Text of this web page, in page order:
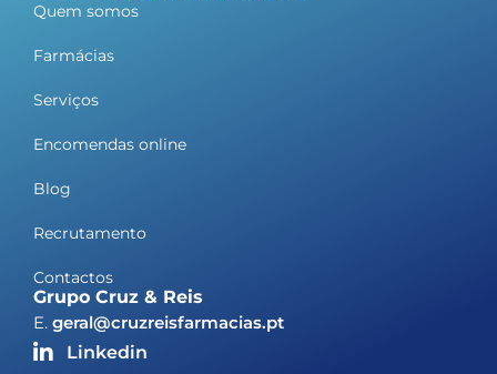
Quem somos
Farmácias
Serviços
Encomendas online
Blog
Recrutamento
Contactos
Grupo Cruz & Reis
E. geral@cruzreisfarmacias.pt
Linkedin